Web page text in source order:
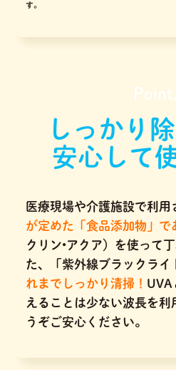
す。
しっかり
安心して
医療現場や介護施設で利用
が定めた「食品添加物」で
クリン•アクア）を使って
た、「紫外線ブラックライ
れまでしっかり清掃！ UVA
えることは少ない波長を
うぞご安心ください。